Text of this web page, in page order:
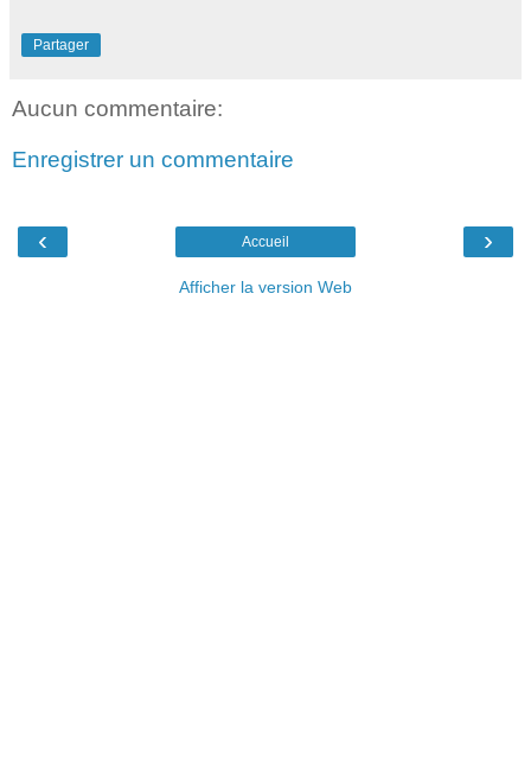
Partager
Aucun commentaire:
Enregistrer un commentaire
‹ ›
Accueil
Afficher la version Web